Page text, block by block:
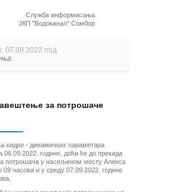
Служба информисања
ЈКП "Водоканал" Сомбор
07.09.2022 под
за потрошаче
хидро - динамичких параметара
06.09.2022. године, доћи ће до прекида
потрошача у насељеном месту Алекса
09 часова и у среду 07.09.2022. године